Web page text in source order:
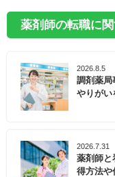
薬剤師の転職に
2026.8.5
調剤薬局
やりがい
2026.7.31
薬剤師と
得方法や